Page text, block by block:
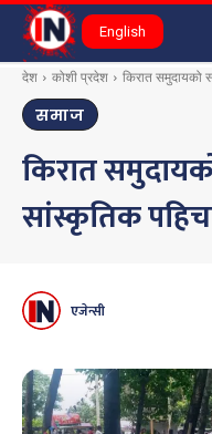
English
देश कोशी प्रदेश किरात समुदायको
समाज
किरात
सांस्कृतिक
एजेन्सी